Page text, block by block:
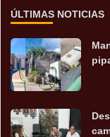
ÚLTIMAS NOTICIAS